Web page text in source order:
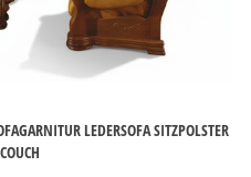
LEDERSOFA SITZPOLSTER